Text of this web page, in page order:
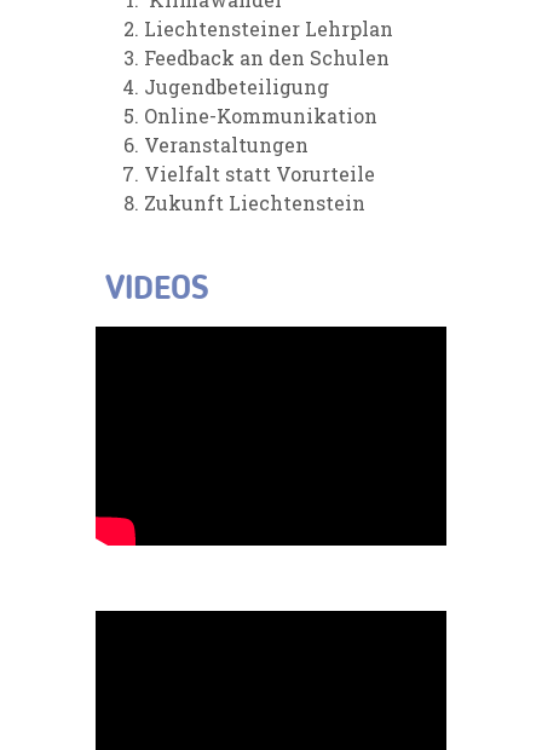
Liechtensteiner Lehrplan
Feedback an den Schulen
Jugendbeteiligung
Online-Kommunikation
Veranstaltungen
Vielfalt statt Vorurteile
Zukunft Liechtenstein
VIDEOS